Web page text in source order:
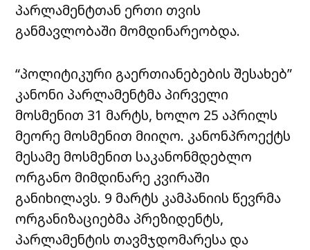
პარლამენტთან ერთი თვის
განმავლობაში მომდინარეობდა.
“პოლიტიკური გაერთიანებების შესახებ”
კანონი პარლამენტმა პირველი
მოსმენით 31 მარტს, ხოლო 25 აპრილს
მეორე მოსმენით მიიღო. კანონპროექტს
მესამე მოსმენით საკანონმდებლო
ორგანო მიმდინარე კვირაში
განიხილავს. 9 მარტს კამპანიის წევრმა
ორგანიზაციებმა პრეზიდენტს,
პარლამენტის თავმჯდომარესა და